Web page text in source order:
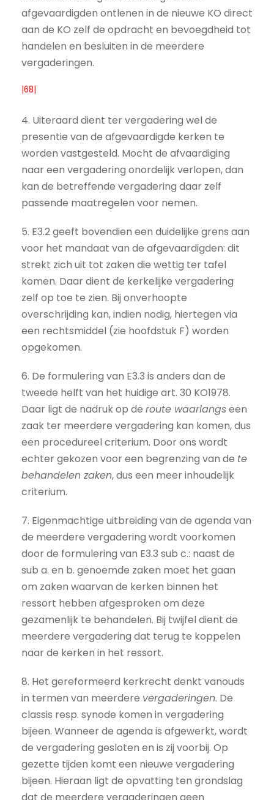
afgevaardigden ontlenen in de nieuwe KO direct
aan de KO zelf de opdracht en bevoegdheid tot
handelen en besluiten in de meerdere
vergaderingen.
|68|
4. Uiteraard dient ter vergadering wel de
presentie van de afgevaardigde kerken te
worden vastgesteld. Mocht de afvaardiging
naar een vergadering onordelijk verlopen, dan
kan de betreffende vergadering daar zelf
passende maatregelen voor nemen.
5. E3.2 geeft bovendien een duidelijke grens aan
voor het mandaat van de afgevaardigden: dit
strekt zich uit tot zaken die wettig ter tafel
komen. Daar dient de kerkelijke vergadering
zelf op toe te zien. Bij onverhoopte
overschrijding kan, indien nodig, hiertegen via
een rechtsmiddel (zie hoofdstuk F) worden
opgekomen.
6. De formulering van E3.3 is anders dan de
tweede helft van het huidige art. 30 KO1978.
Daar ligt de nadruk op de route waarlangseen
zaak ter meerdere vergadering kan komen, dus
een procedureel criterium. Door ons wordt
echter gekozen voor een begrenzing van de te
behandelen zaken, dus een meer inhoudelijk
criterium.
7. Eigenmachtige uitbreiding van de agenda van
de meerdere vergadering wordt voorkomen
door de formulering van E3.3 sub c.: naast de
sub a. en b. genoemde zaken moet het gaan
om zaken waarvan de kerken binnen het
ressort hebben afgesproken om deze
gezamenlijk te behandelen. Bij twijfel dient de
meerdere vergadering dat terug te koppelen
naar de kerken in het ressort.
8. Het gereformeerd kerkrecht denkt vanouds
in termen van meerdere vergaderingen. De
classis resp. synode komen in vergadering
bijeen. Wanneer de agenda is afgewerkt, wordt
de vergadering gesloten en is zij voorbij. Op
gezette tijden komt een nieuwe vergadering
bijeen. Hieraan ligt de opvatting ten grondslag
dat de meerdere vergaderingen geen